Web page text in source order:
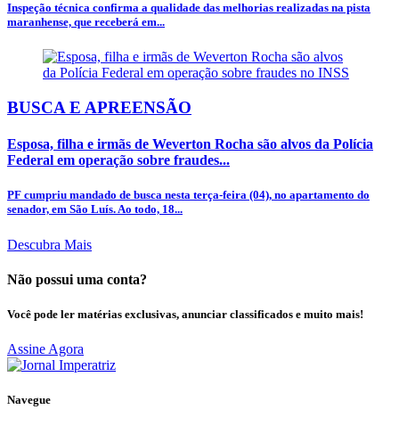
Inspeção técnica confirma a qualidade das melhorias realizadas na pista
maranhense, que receberá em...
BUSCA E APREENSÃO
Esposa, filha e irmãs de Weverton Rocha são alvos da Polícia
Federal em operação sobre fraudes...
PF cumpriu mandado de busca nesta terça-feira (04), no apartamento do
senador, em São Luís. Ao todo, 18...
Descubra Mais
Não possui uma conta?
Você pode ler matérias exclusivas, anunciar classificados e muito mais!
Assine Agora
Navegue